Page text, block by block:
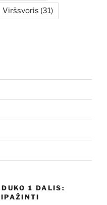
Viršsvoris (31)
1 DALIS: